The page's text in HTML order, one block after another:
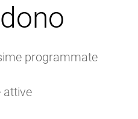
programmate
attive